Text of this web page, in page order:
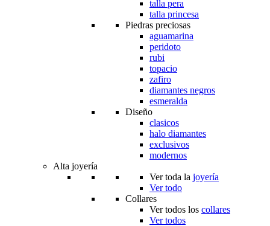
talla pera
talla princesa
Piedras preciosas
aguamarina
peridoto
rubi
topacio
zafiro
diamantes negros
esmeralda
Diseño
clasicos
halo diamantes
exclusivos
modernos
Alta joyería
Ver toda la joyería
Ver todo
Collares
Ver todos los collares
Ver todos